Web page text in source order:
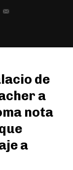
de
a
nota
a